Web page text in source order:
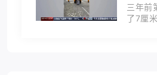
三年前
了7厘